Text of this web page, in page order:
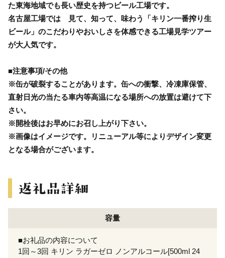
た東海地域でも長い歴史を持つビール工場です。
名古屋工場では 見て、知って、味わう「キリン一番搾り生
ビール」のこだわりやおいしさを体感できる工場見学ツアー
が大人気です。
■注意事項/その他
※缶が破裂することがあります。缶への衝撃、冷凍庫保管、
直射日光の当たる車内等高温になる場所への放置は避けて下
さい。
※開栓後はお早めにお召し上がり下さい。
※画像はイメージです。リニューアル等によりデザイン変更
となる場合がございます。
容量
■お礼品の内容について
1回～3回 キリン ラガーゼロ ノンアルコール[500ml 24